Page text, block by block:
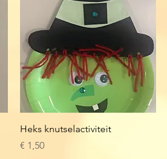
Snel overzicht
Heks knutselactiviteit
Prijs
€ 1,50